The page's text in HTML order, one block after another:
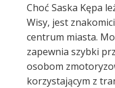
Choć Saska Kępa
Wisy, jest
centrum miasta.
zapewnia szybki
osobom
korzystającym z